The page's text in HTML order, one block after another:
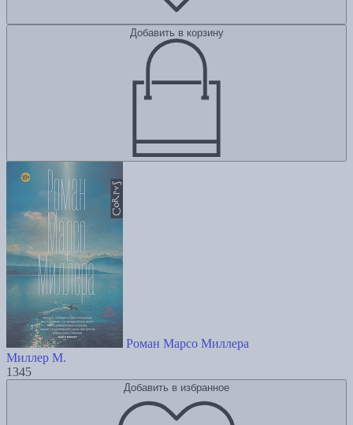
Добавить в корзину
Роман Марсо Миллера
Миллер М.
1345
Добавить в избранное